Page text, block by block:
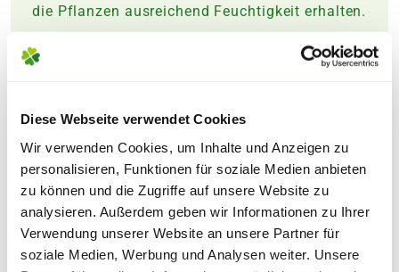
Diese Webseite verwendet Cookies
Wir verwenden Cookies, um Inhalte und Anzeigen zu
personalisieren, Funktionen für soziale Medien anbieten
zu können und die Zugriffe auf unsere Website zu
analysieren. Außerdem geben wir Informationen zu Ihrer
Verwendung unserer Website an unsere Partner für
soziale Medien, Werbung und Analysen weiter. Unsere
die Pflanzen ausreichend Feuchtigkeit erhalten.
Mulchen:
um die
Düngen: Für dieDüngung
kann ein organischer
oder ausgewogener Langzeitdünger verwendet
werden, der den Pflanzen die nötigen
Nährstoffe liefert.